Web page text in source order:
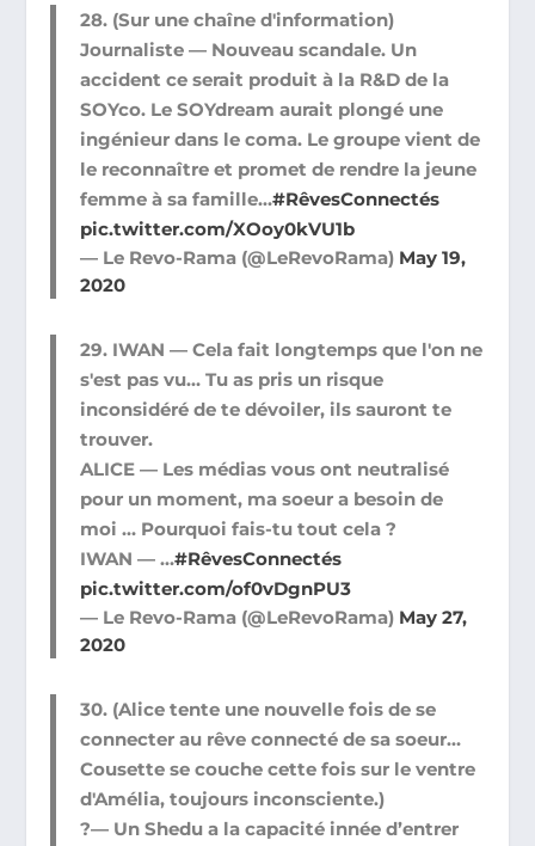
28. (Sur une chaîne d'information)
Journaliste — Nouveau scandale. Un
accident ce serait produit à la R&D de la
SOYco. Le SOYdream aurait plongé une
ingénieur dans le coma. Le groupe vient de
le reconnaître et promet de rendre la jeune
femme à sa famille…#RêvesConnectés
pic.twitter.com/XOoy0kVU1b
— Le Revo-Rama (@LeRevoRama) May 19,
2020
29. IWAN — Cela fait longtemps que l'on ne
s'est pas vu… Tu as pris un risque
inconsidéré de te dévoiler, ils sauront te
trouver.
ALICE — Les médias vous ont neutralisé
pour un moment, ma soeur a besoin de
moi … Pourquoi fais-tu tout cela ?
IWAN — …#RêvesConnectés
pic.twitter.com/of0vDgnPU3
— Le Revo-Rama (@LeRevoRama) May 27,
2020
30. (Alice tente une nouvelle fois de se
connecter au rêve connecté de sa soeur…
Cousette se couche cette fois sur le ventre
d'Amélia, toujours inconsciente.)
?— Un Shedu a la capacité innée d’entrer